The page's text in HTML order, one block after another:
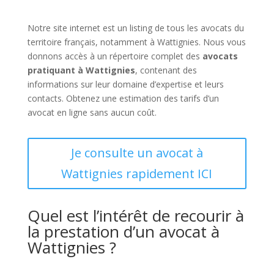
Notre site internet est un listing de tous les avocats du
territoire français, notamment à Wattignies. Nous vous
donnons accès à un répertoire complet des avocats
pratiquant à Wattignies, contenant des
informations sur leur domaine d’expertise et leurs
contacts. Obtenez une estimation des tarifs d’un
avocat en ligne sans aucun coût.
Je consulte un avocat à
Wattignies rapidement ICI
Quel est l’intérêt de recourir à
la prestation d’un avocat à
Wattignies ?